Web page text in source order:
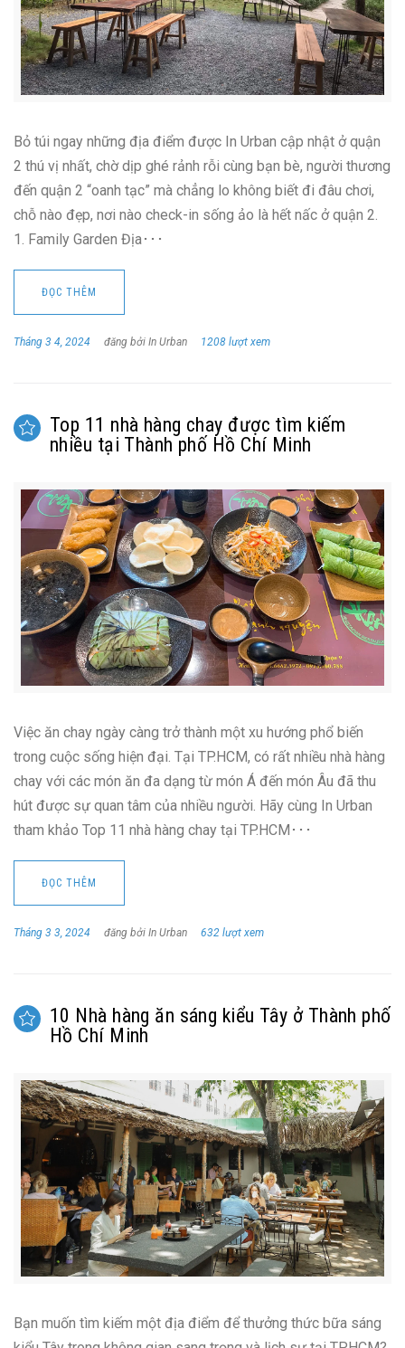
Bỏ túi ngay những địa điểm được In Urban cập nhật ở quận
2 thú vị nhất, chờ dịp ghé rảnh rỗi cùng bạn bè, người thương
đến quận 2 “oanh tạc” mà chẳng lo không biết đi đâu chơi,
chỗ nào đẹp, nơi nào check-in sống ảo là hết nấc ở quận 2.
1. Family Garden Địa･･･
ĐỌC THÊM
Tháng 3 4, 2024 đăng bởi In Urban 1208 lượt xem
Top 11 nhà hàng chay được tìm kiếm
nhiều tại Thành phố Hồ Chí Minh
Việc ăn chay ngày càng trở thành một xu hướng phổ biến
trong cuộc sống hiện đại. Tại TP.HCM, có rất nhiều nhà hàng
chay với các món ăn đa dạng từ món Á đến món Âu đã thu
hút được sự quan tâm của nhiều người. Hãy cùng In Urban
tham khảo Top 11 nhà hàng chay tại TP.HCM･･･
ĐỌC THÊM
Tháng 3 3, 2024 đăng bởi In Urban 632 lượt xem
10 Nhà hàng ăn sáng kiểu Tây ở Thành phố
Hồ Chí Minh
Bạn muốn tìm kiếm một địa điểm để thưởng thức bữa sáng